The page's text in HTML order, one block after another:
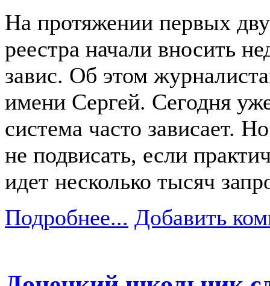
На протяжении первых
реестра начали вносить
завис. Об этом
имени Сергей. Сегодня
система часто зависает.
не подвисать, если
идет несколько тысяч
Подробнее... Добавить